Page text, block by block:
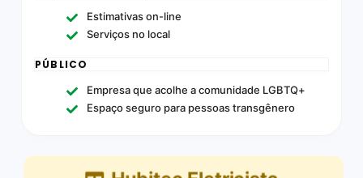
Estimativas on-line
Serviços no local
PÚBLICO
Empresa que acolhe a comunidade LGBTQ+
Espaço seguro para pessoas transgênero